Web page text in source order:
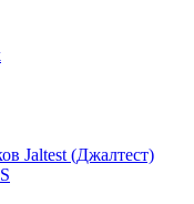
Jaltest (Джалтест)